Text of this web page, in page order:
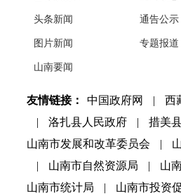
头条新闻
图片新闻
山南要闻
通告公示
专题报道
友情链接： 中国政府网 | 西
|
洛扎县人民政府 | 措美
山南市发展和改革委员会
|
|
山南市自然资源局 | 山
山南市统计局
| 山南市投资